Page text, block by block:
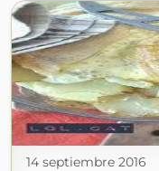
14 septiembre 2016